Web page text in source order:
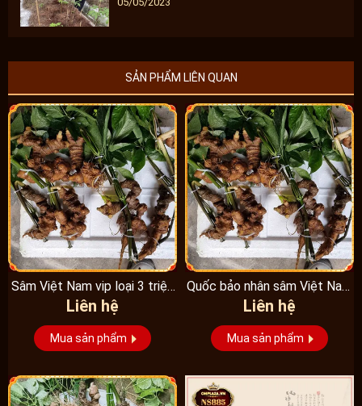
SẢN PHẨM LIÊN QUAN
Sâm Việt Nam vip loại 3 triệu
1 kg, hàng...
Liên hệ
Mua sản phẩm
Quốc bảo nhân sâm Việt Nam
Vip 3, 15 năm...
Liên hệ
Mua sản phẩm